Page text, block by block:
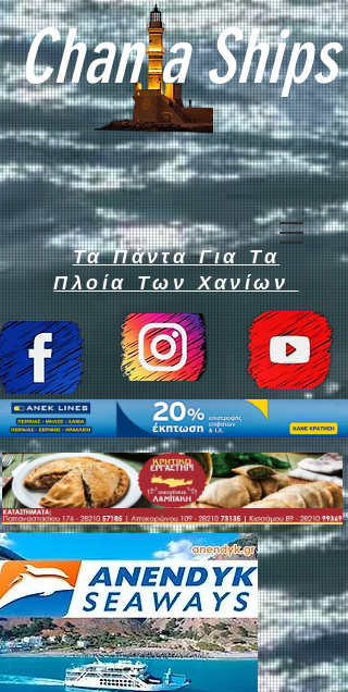
Chan a Ships
Τα Πάντα Για Τα
Πλοία Των Χανίων